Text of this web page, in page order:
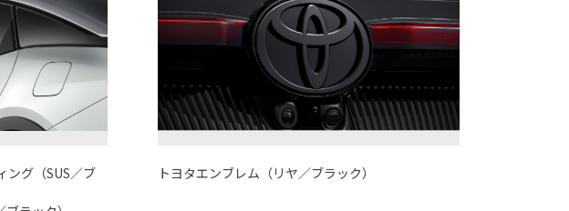
ング（SUS／ブ
トヨタエンブレム（リヤ／ブラック）